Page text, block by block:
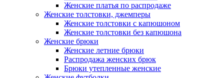
Женские платья по распродаже
Женские толстовки, джемперы
Женские толстовки с капюшоном
Женские толстовки без капюшона
Женские брюки
Женские летние брюки
Распродажа женских брюк
Брюки утепленные женские